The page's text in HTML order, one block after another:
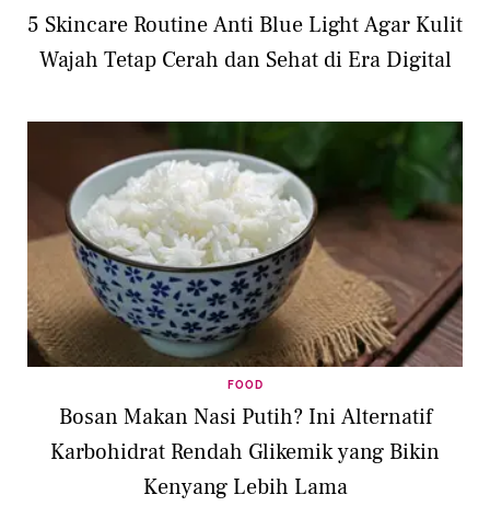
5 Skincare Routine Anti Blue Light Agar Kulit
Wajah Tetap Cerah dan Sehat di Era Digital
FOOD
Bosan Makan Nasi Putih? Ini Alternatif
Karbohidrat Rendah Glikemik yang Bikin
Kenyang Lebih Lama